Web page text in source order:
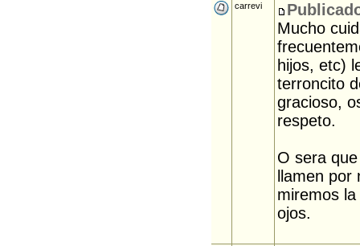
carrevi
Mucho
hijos, etc)
terroncito
gracioso,
respeto.
O sera
llamen
miremos
ojos.